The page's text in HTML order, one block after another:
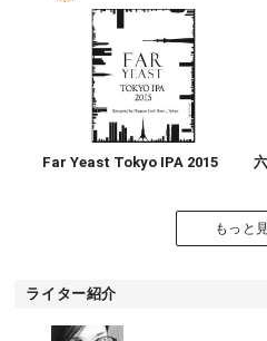
Far Yeast Tokyo IPA 2015
もっと
ライター紹介